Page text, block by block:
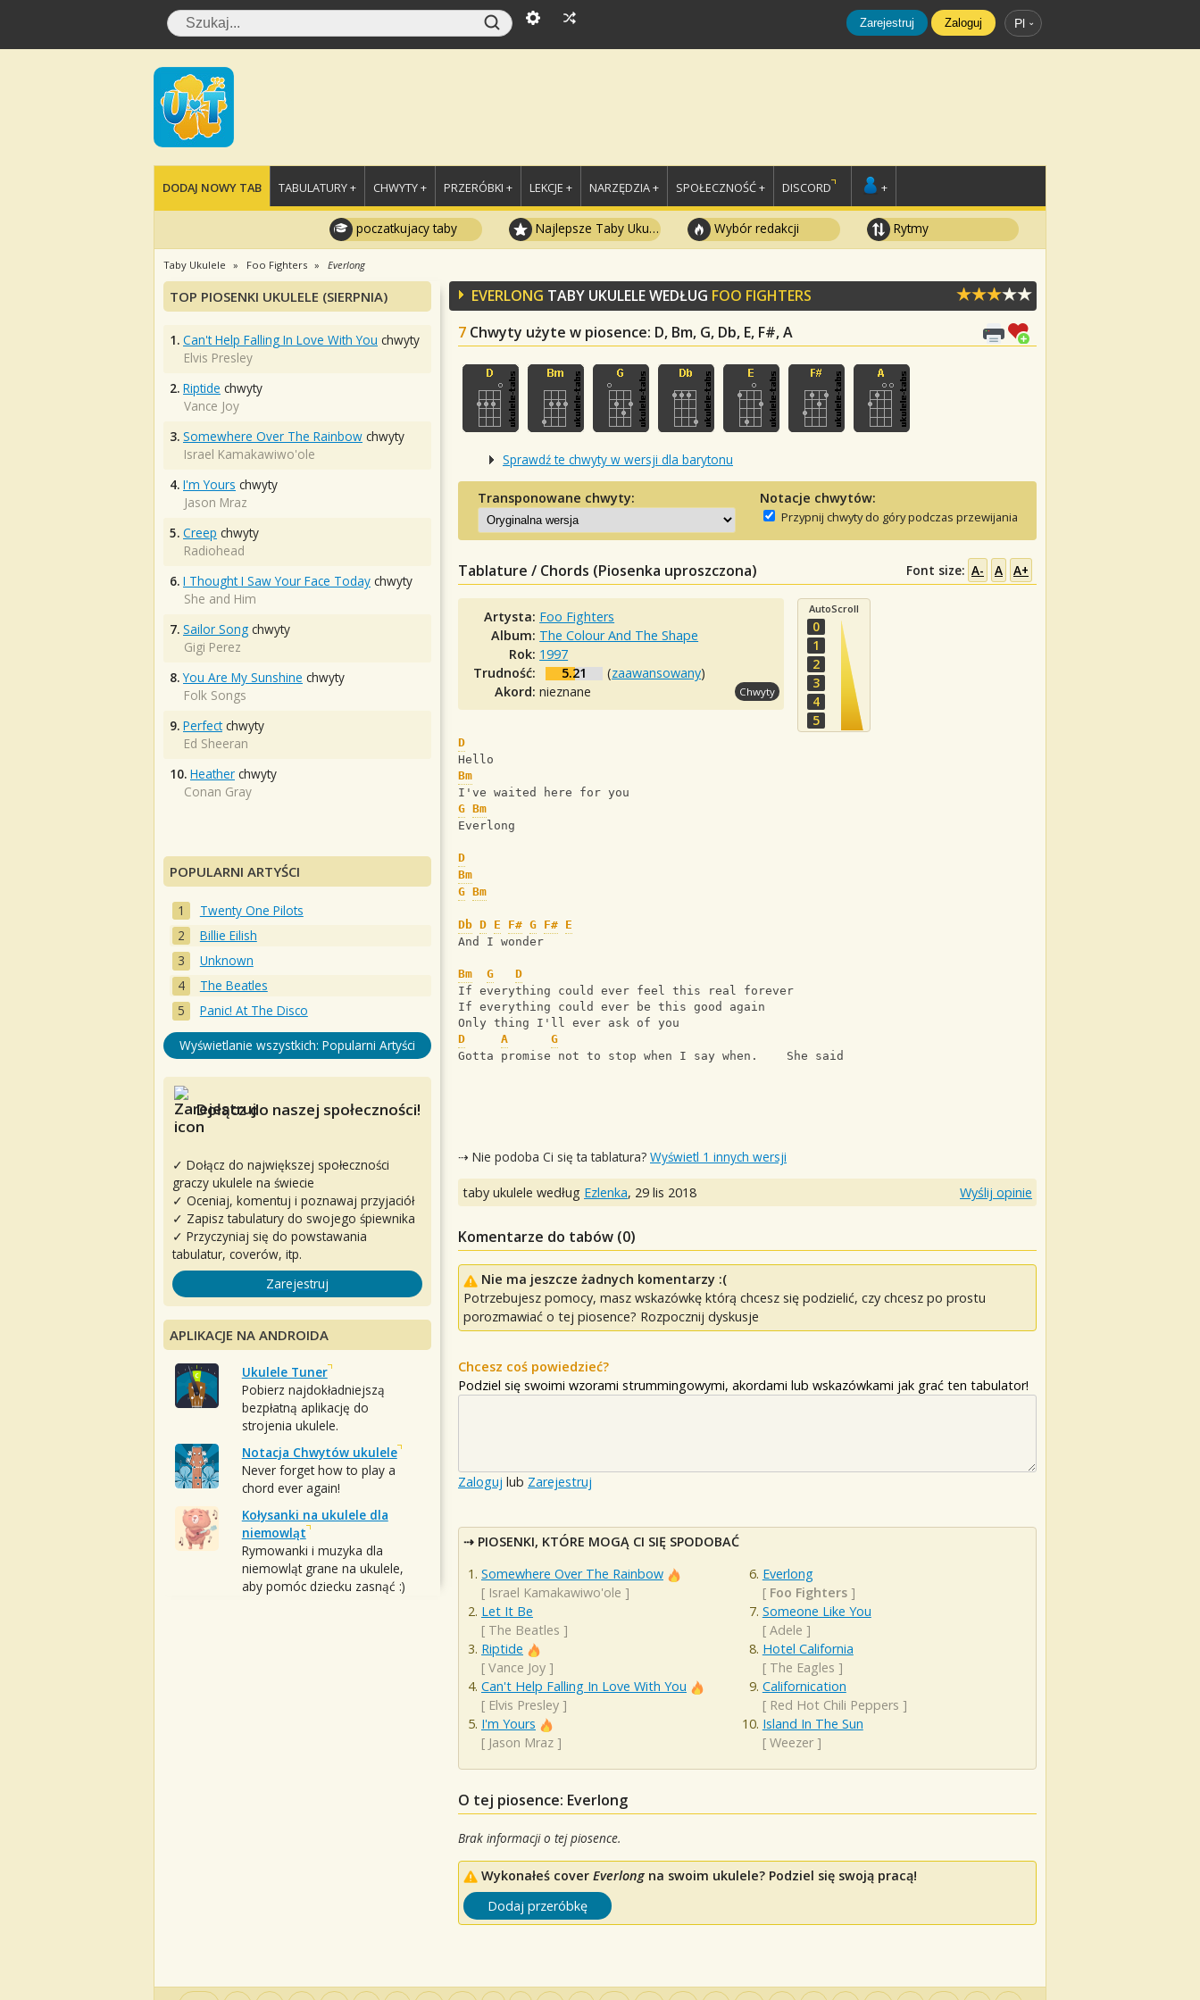
Zarejestruj Zaloguj Pl
DODAJ NOWY TAB TABULATURY + CHWYTY + PRZERÓBKI + LEKCJE + NARZĘDZIA + SPOŁECZNOŚĆ + DISCORD +
poczatkujacy taby Najlepsze Taby Ukulele Wybór redakcji Rytmy
Taby Ukulele Foo Fighters Everlong
EVERLONG TABY UKULELE WEDŁUG FOO FIGHTERS
7 Chwyty użyte w piosence: D, Bm, G, Db, E, F#, A
Sprawdź te chwyty w wersji dla barytonu
Transponowane chwyty: Notacje chwytów:
Przypnij chwyty do góry podczas przewijania
Tablature / Chords (Piosenka uproszczona) Font size: A- A A+
Artysta: Foo Fighters
Album: The Colour And The Shape
Rok: 1997
Trudność:
5.21 (zaawansowany)
Akord:nieznane Chwyty
AutoScroll
0
1
2
3
4
5
D
Hello
Bm
I've waited here for you
G Bm
Everlong
D
Bm
G Bm
Db D E F# G F# E
And I wonder
Bm G
D
If everything could ever feel this real forever
If everything could ever be this good again
Only thing I'll ever ask of you
D
A
G
Gotta promise not to stop when I say when.    She said
⇢ Nie podoba Ci się ta tablatura? Wyświetl 1 innych wersji
taby ukulele według Ezlenka, 29 lis 2018 Wyślij opinie
Komentarze do tabów (0)
Nie ma jeszcze żadnych komentarzy :(
Potrzebujesz pomocy, masz wskazówkę którą chcesz się podzielić, czy chcesz po prostu
porozmawiać o tej piosence? Rozpocznij dyskusje
Chcesz coś powiedzieć?
Podziel się swoimi wzorami strummingowymi, akordami lub wskazówkami jak grać ten tabulator!
Zaloguj lub Zarejestruj
PIOSENKI, KTÓRE MOGĄ CI SIĘ SPODOBAĆ
Somewhere Over The Rainbow
[ Israel Kamakawiwo'ole ]
Let It Be
[ The Beatles ]
Riptide
[ Vance Joy ]
Can't Help Falling In Love With You
[ Elvis Presley ]
I'm Yours
[ Jason Mraz ]
Everlong
[ Foo Fighters]
Someone Like You
[ Adele ]
Hotel California
[ The Eagles ]
Californication
[ Red Hot Chili Peppers ]
Island In The Sun
[ Weezer]
O tej piosence: Everlong
Brak informacji o tej piosence.
Wykonałeś cover Everlong na swoim ukulele? Podziel się swoją pracą!
Dodaj przeróbkę
TOP PIOSENKI UKULELE (SIERPNIA)
1. Can't Help Falling In Love With You chwyty
Elvis Presley
2. Riptide chwyty
Vance Joy
3. Somewhere Over The Rainbow chwyty
Israel Kamakawiwo'ole
4. I'm Yours chwyty
Jason Mraz
5. Creep chwyty
Radiohead
6. I Thought I Saw Your Face Today chwyty
She and Him
7. Sailor Song chwyty
Gigi Perez
8. You Are My Sunshine chwyty
Folk Songs
9. Perfectchwyty
Ed Sheeran
10. Heather chwyty
Conan Gray
POPULARNI ARTYŚCI
Twenty One Pilots
Billie Eilish
Unknown
The Beatles
Panic! At The Disco
Wyświetlanie wszystkich: Popularni Artyści
Dołącz do naszej społeczności!
✓ Dołącz do największej społeczności
graczy ukulele na świecie
✓ Oceniaj, komentuj i poznawaj przyjaciół
✓ Zapisz tabulatury do swojego śpiewnika
✓ Przyczyniaj się do powstawania
tabulatur, coverów, itp.
Zarejestruj
APLIKACJE NA ANDROIDA
Ukulele Tuner
Pobierz najdokładniejszą
bezpłatną aplikację do
strojenia ukulele.
Notacja Chwytów ukulele
Never forget how to play a
chord ever again!
Kołysanki na ukulele dla
niemowląt
Rymowanki i muzyka dla
niemowląt grane na ukulele,
aby pomóc dziecku zasnąć :)